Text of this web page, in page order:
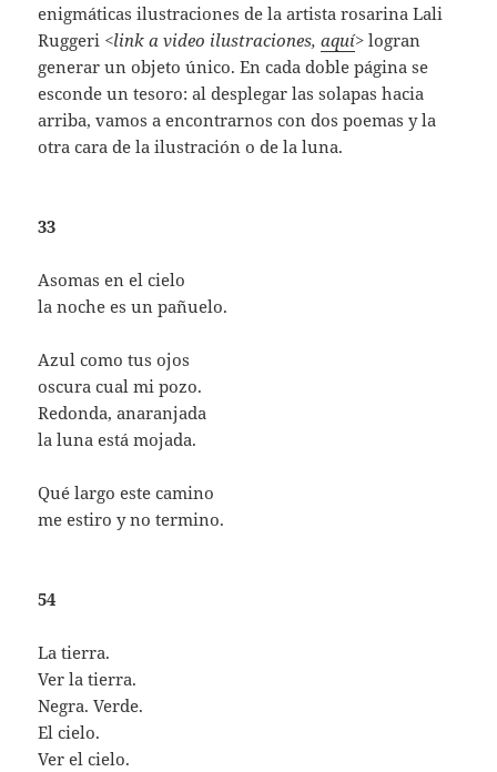
enigmáticas ilustraciones de la artista rosarina Lali
Ruggeri <link a video ilustraciones,aquí> logran
generar un objeto único. En cada doble página se
esconde un tesoro: al desplegar las solapas hacia
arriba, vamos a encontrarnos con dos poemas y la
otra cara de la ilustración o de la luna.
33
Asomas en el cielo
la noche es un pañuelo.
Azul como tus ojos
oscura cual mi pozo.
Redonda, anaranjada
la luna está mojada.
Qué largo este camino
me estiro y no termino.
54
La tierra.
Ver la tierra.
Negra. Verde.
El cielo.
Ver el cielo.